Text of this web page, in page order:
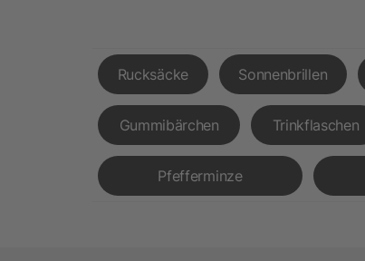
Rucksäcke Sonnenbrillen
Gummibärchen Trinkflaschen
Pfefferminze